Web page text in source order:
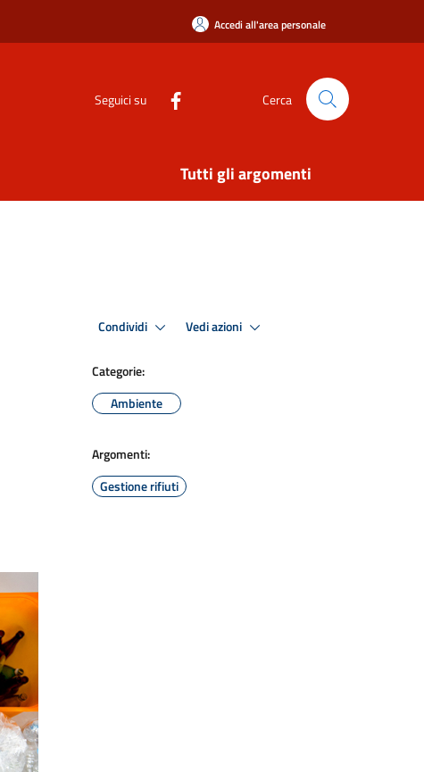
Accedi all'area personale
Seguici su Cerca
Tutti gli argomenti
Condividi Vedi azioni
Categorie:
Ambiente
Argomenti:
Gestione rifiuti